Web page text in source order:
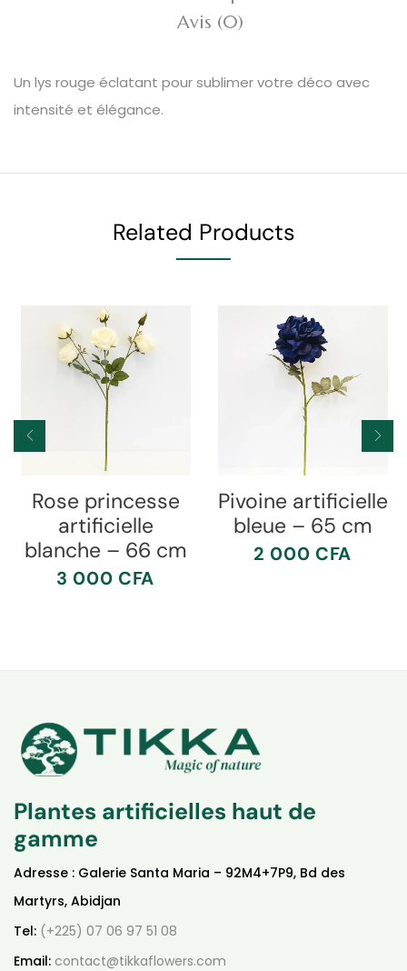
Avis (0)
Un lys rouge éclatant pour sublimer votre déco avec
intensité et élégance.
Related Products
Rose princesse
artificielle
blanche – 66 cm
3 000 CFA
Pivoine artificielle
bleue – 65 cm
2 000 CFA
Plantes artificielles haut de
gamme
Adresse : Galerie Santa Maria – 92M4+7P9, Bd des
Martyrs, Abidjan
Tel: (+225) 07 06 97 51 08
Email: contact@tikkaflowers.com